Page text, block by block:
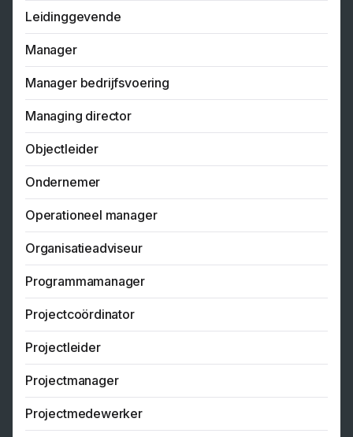
Leidinggevende
Manager
Manager bedrijfsvoering
Managing director
Objectleider
Ondernemer
Operationeel manager
Organisatieadviseur
Programmamanager
Projectcoördinator
Projectleider
Projectmanager
Projectmedewerker